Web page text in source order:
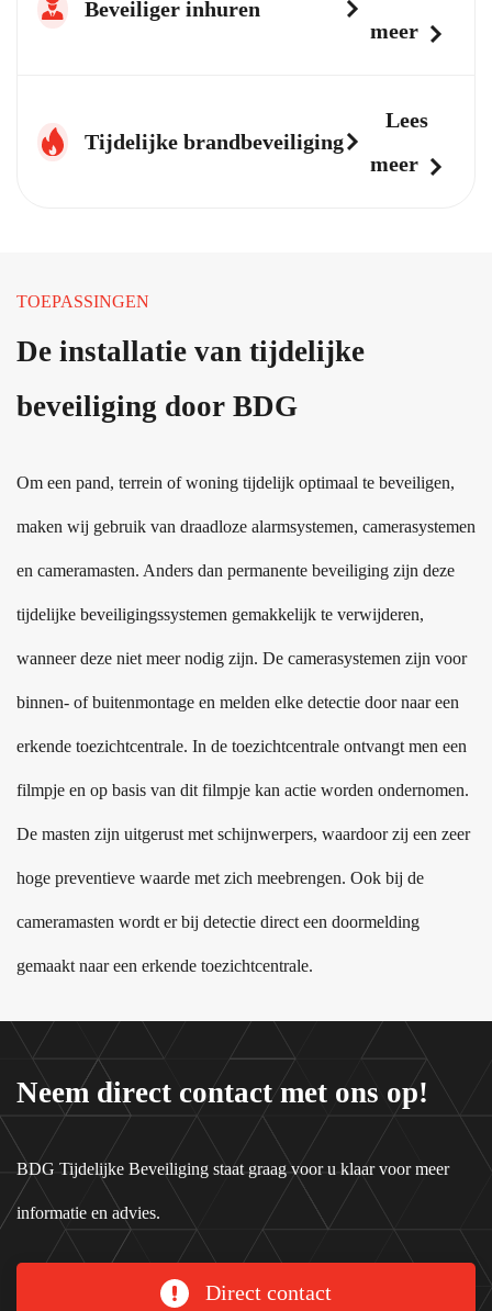
Beveiliger inhuren
meer
Tijdelijke brandbeveiliging
Lees
meer
TOEPASSINGEN
De installatie van tijdelijke
beveiliging door BDG
Om een pand, terrein of woning tijdelijk optimaal te beveiligen,
maken wij gebruik van draadloze alarmsystemen, camerasystemen
en cameramasten. Anders dan permanente beveiliging zijn deze
tijdelijke beveiligingssystemen gemakkelijk te verwijderen,
wanneer deze niet meer nodig zijn. De camerasystemen zijn voor
binnen- of buitenmontage en melden elke detectie door naar een
erkende toezichtcentrale. In de toezichtcentrale ontvangt men een
filmpje en op basis van dit filmpje kan actie worden ondernomen.
De masten zijn uitgerust met schijnwerpers, waardoor zij een zeer
hoge preventieve waarde met zich meebrengen. Ook bij de
cameramasten wordt er bij detectie direct een doormelding
gemaakt naar een erkende toezichtcentrale.
Neem direct contact met ons op!
BDG Tijdelijke Beveiliging staat graag voor u klaar voor meer
informatie en advies.
Direct contact